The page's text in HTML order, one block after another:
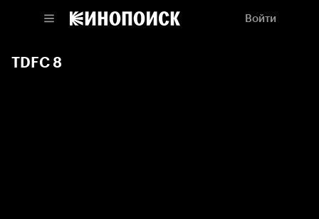
Войти
TDFC 8